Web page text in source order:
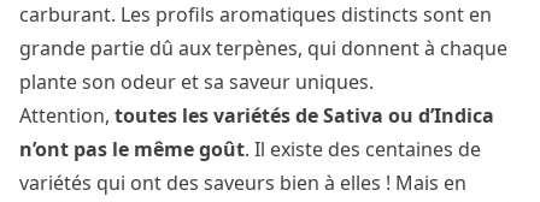
carburant. Les profils aromatiques distincts sont en
grande partie dû aux terpènes, qui donnent à chaque
plante son odeur et sa saveur uniques.
Attention, toutes les variétés de Sativa ou d’Indica
n’ont pas le même goût. Il existe des centaines de
variétés qui ont des saveurs bien à elles ! Mais en